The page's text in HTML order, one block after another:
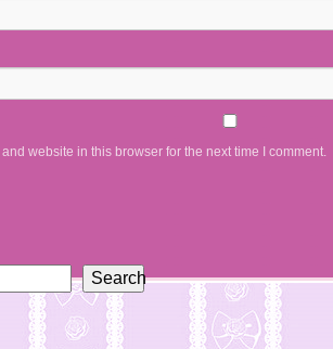
website in this browser for the next time I comment.
Search